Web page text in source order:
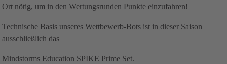
Ort nötig, um in den Wertungsrunden Punkte einzufahren!
Technische Basis unseres Wettbewerb-Bots ist in dieser Saison
ausschließlich das
Mindstorms Education SPIKE Prime Set.